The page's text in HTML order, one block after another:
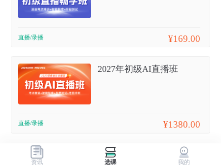
直播/录播 ¥169.00
2027年初级AI直播班
直播/录播 ¥1380.00
资讯 选课 我的